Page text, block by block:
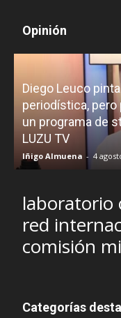
Opinión
Diego Leuco
periodística, pero
un programa de
LUZU TV
Iñigo Almuena - 4
laboratorio
red
comisión
Categorías